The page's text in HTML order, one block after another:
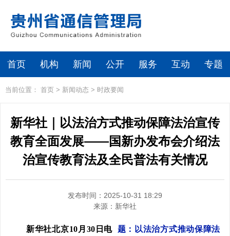
首页 机构 新闻 公开 服务 互动 专题
当前位置： 首页 > 新闻动态 > 时政要闻
新华社｜以法治方式推动保障法治宣传
教育全面发展——国新办发布会介绍法
治宣传教育法及全民普法有关情况
发布时间：2025-10-31 18:29
来源： 新华社
新华社北京10月30日电 题：以法治方式推动保障法